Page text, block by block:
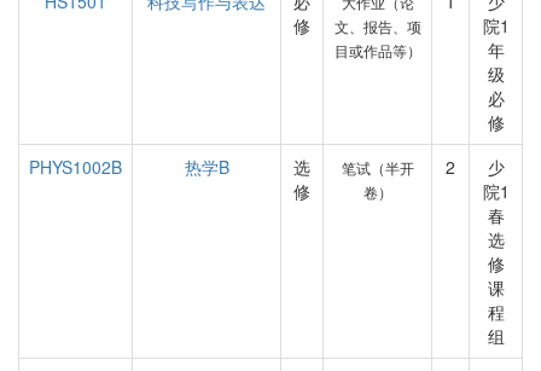
修
文、报告、项
目或作品等）
院1
年
级
必
修
PHYS1002B
热学B
选
修
笔试（半开
卷）
2
少
院1
春
选
修
课
程
组